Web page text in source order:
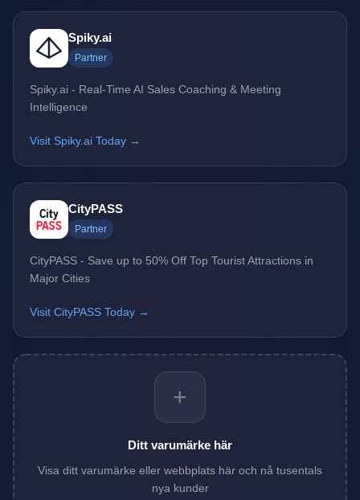
Spiky.ai
Partner
Spiky.ai - Real-Time AI Sales Coaching & Meeting
Intelligence
Visit Spiky.ai Today →
CityPASS
Partner
CityPASS - Save up to 50% Off Top Tourist Attractions in
Major Cities
Visit CityPASS Today →
+
Ditt varumärke här
Visa ditt varumärke eller webbplats här och nå tusentals
nya kunder